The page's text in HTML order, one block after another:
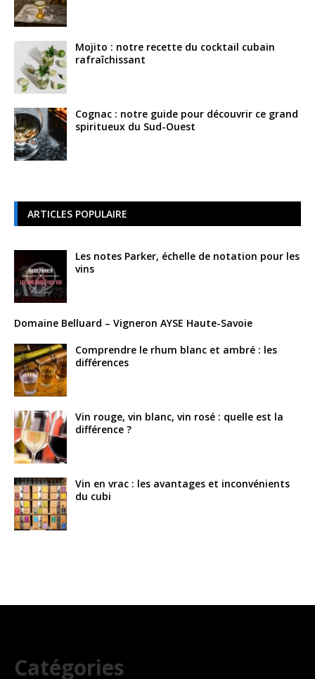
Mojito : notre recette du cocktail cubain
rafraîchissant
Cognac : notre guide pour découvrir ce grand
spiritueux du Sud-Ouest
ARTICLES POPULAIRE
Les notes Parker, échelle de notation pour les
vins
Domaine Belluard – Vigneron AYSE Haute-Savoie
Comprendre le rhum blanc et ambré : les
différences
Vin rouge, vin blanc, vin rosé : quelle est la
différence ?
Vin en vrac : les avantages et inconvénients
du cubi
Catégories